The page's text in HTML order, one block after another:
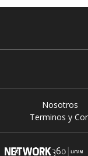
Nosotros
Terminos y